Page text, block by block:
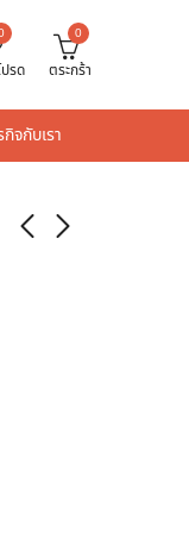
รด
0
ตระกร้า
จกับเรา